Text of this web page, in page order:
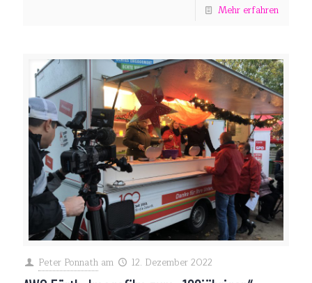
Mehr erfahren
Peter Ponnath am 12. Dezember 2022